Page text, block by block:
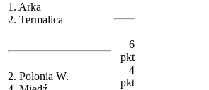
1. Arka
2. Termalica
2. Polonia W.
6
pkt
4
pkt